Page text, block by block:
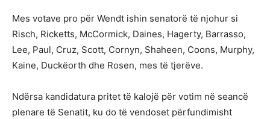
Mes votave pro për Wendt ishin senatorë të njohur si
Risch, Ricketts, McCormick, Daines, Hagerty, Barrasso,
Lee, Paul, Cruz, Scott, Cornyn, Shaheen, Coons, Murphy,
Kaine, Duckëorth dhe Rosen, mes të tjerëve.
Ndërsa kandidatura pritet të kalojë për votim në seancë
plenare të Senatit, ku do të vendoset përfundimisht